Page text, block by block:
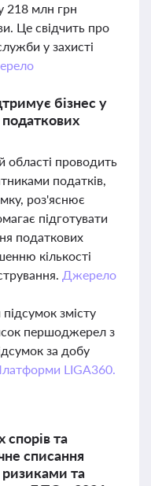
218 млн грн
Це свідчить про
у захисті
бізнес у
області проводить
податків,
роз'яснює
підготувати
податкових
кількості
Джерело
змісту
першоджерел з
за добу
LIGA360.
спорів та
списання
ризиками та